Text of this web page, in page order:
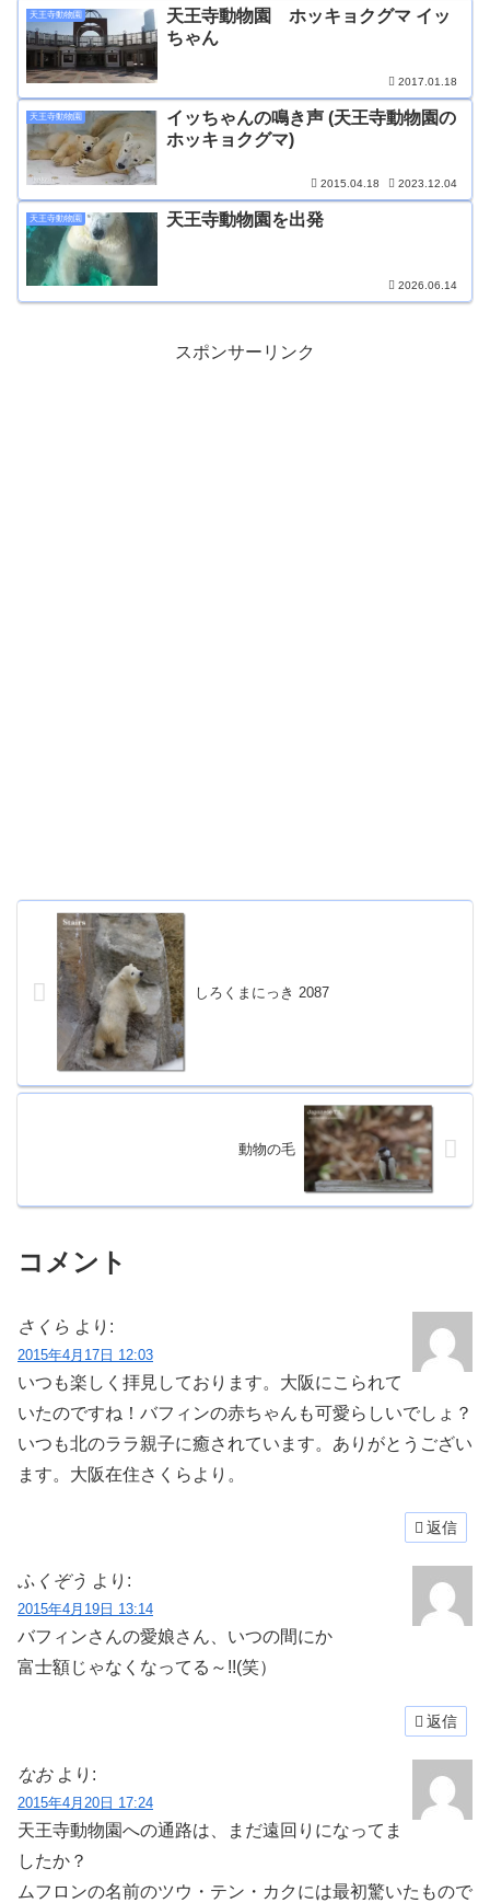
天王寺動物園
天王寺動物園 ホッキョクグマ イッ
ちゃん
2017.01.18
天王寺動物園
イッちゃんの鳴き声 (天王寺動物園の
ホッキョクグマ)
2015.04.18 2023.12.04
天王寺動物園 天王寺動物園を出発
2026.06.14
スポンサーリンク
しろくまにっき 2087
動物の毛
コメント
さくら より:
2015年4月17日 12:03
いつも楽しく拝見しております。大阪にこられて
いたのですね！バフィンの赤ちゃんも可愛らしいでしょ？
いつも北のララ親子に癒されています。ありがとうござい
ます。大阪在住さくらより。
返信
ふくぞう より:
2015年4月19日 13:14
バフィンさんの愛娘さん、いつの間にか
富士額じゃなくなってる～!!(笑）
返信
なお より:
2015年4月20日 17:24
天王寺動物園への通路は、まだ遠回りになってま
したか？
ムフロンの名前のツウ・テン・カクには最初驚いたもので